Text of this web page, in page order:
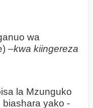
wa
–kwa kiingereza
la Mzunguko
yako -